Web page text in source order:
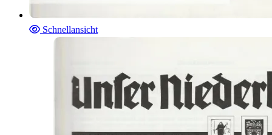
Schnellansicht